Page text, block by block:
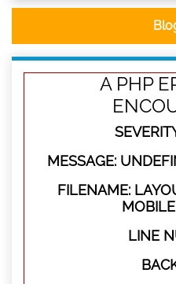
A PHP
MESSAGE:
FILENAME:
LINE